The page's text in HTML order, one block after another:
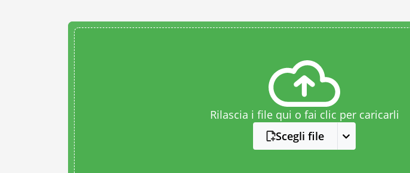
Rilascia i file qui o fai clic per caricarli
Scegli file